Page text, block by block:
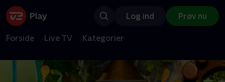
Log ind Prøv nu
Forside Live TV Kategorier